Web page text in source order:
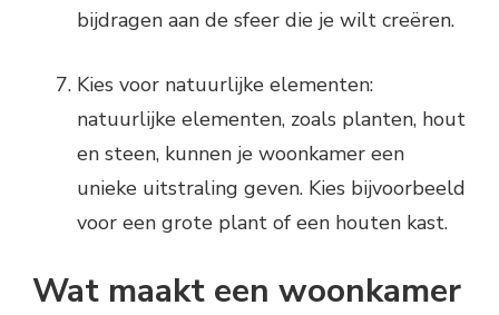
bijdragen aan de sfeer die je wilt creëren.
Kies voor natuurlijke elementen:
natuurlijke elementen, zoals planten, hout
en steen, kunnen je woonkamer een
unieke uitstraling geven. Kies bijvoorbeeld
voor een grote plant of een houten kast.
Wat maakt een woonkamer